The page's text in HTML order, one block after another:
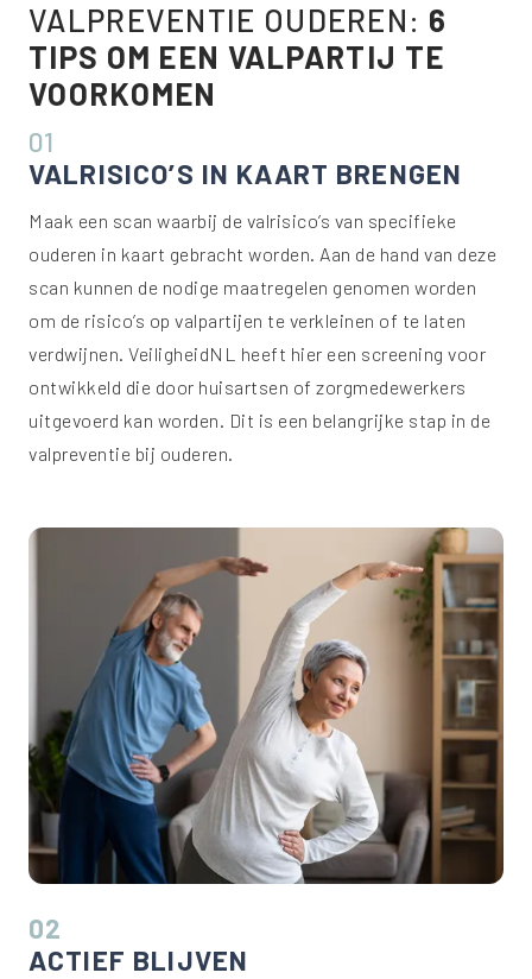
VALPREVENTIE OUDEREN: 6
TIPS OM EEN VALPARTIJ TE
VOORKOMEN
01
VALRISICO’S IN KAART BRENGEN
Maak een scan waarbij de valrisico’s van specifieke
ouderen in kaart gebracht worden. Aan de hand van deze
scan kunnen de nodige maatregelen genomen worden
om de risico’s op valpartijen te verkleinen of te laten
verdwijnen. VeiligheidNL heeft hier een screening voor
ontwikkeld die door huisartsen of zorgmedewerkers
uitgevoerd kan worden. Dit is een belangrijke stap in de
valpreventie bij ouderen.
02
ACTIEF BLIJVEN